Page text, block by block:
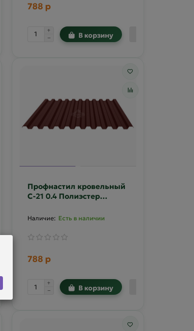
788 р
В корзину
Профнастил кровельный
С-21 0.4 Полиэстер
Есть в наличии
788 р
В корзину